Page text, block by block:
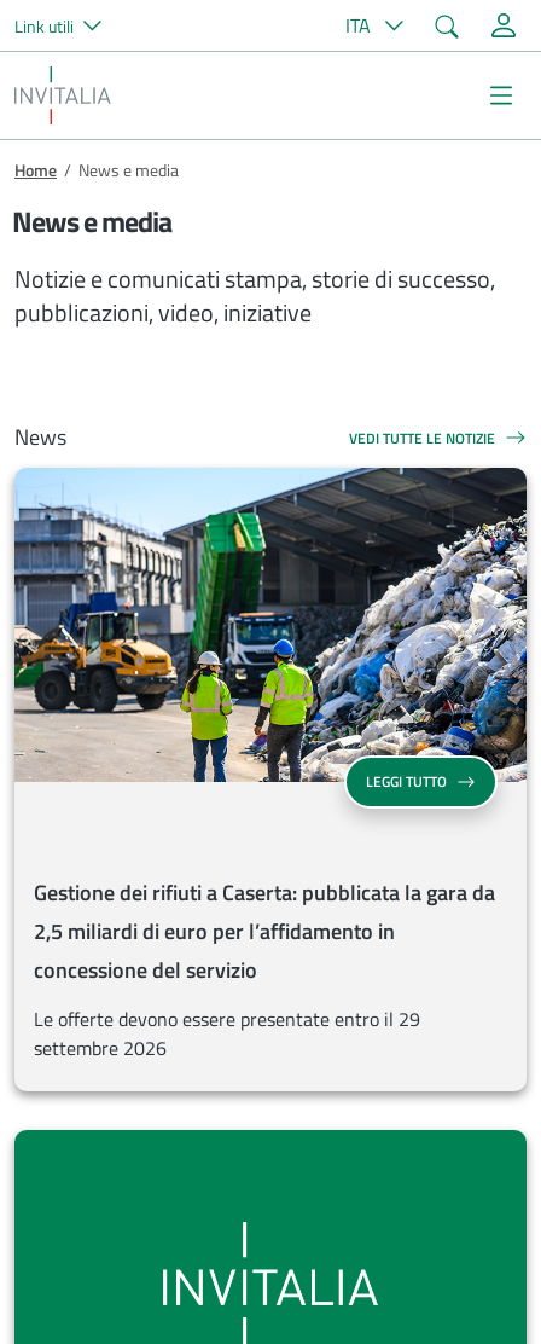
Salta al contenuto principale
Link utili ITA Cerca
Invitalia
Briciole di pane
Home / News e media
News e media
Notizie e comunicati stampa, storie di successo,
pubblicazioni, video, iniziative
News VEDI TUTTE LE NOTIZIE
NEWS
LEGGI TUTTOGESTIONE DEI
Gestione dei rifiuti a Caserta: pubblicata la gara da
2,5 miliardi di euro per l’affidamento in
concessione del servizio
Le offerte devono essere presentate entro il 29
settembre 2026